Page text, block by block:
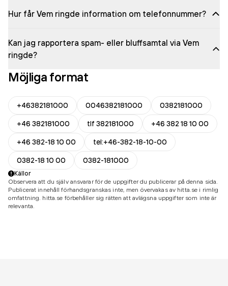
Hur får Vem ringde information om telefonnummer?
Kan jag rapportera spam- eller bluffsamtal via Vem
ringde?
Möjliga format
+46382181000 0046382181000
0382181000
+46 382181000
tlf 382181000
+46 382 18 10 00
+46 382-18 10 00
tel:+46-382-18-10-00
0382-18 10 00
0382-181000
Källor
Observera att du själv ansvarar för de uppgifter du publicerar på denna sida.
Publicerat innehåll förhandsgranskas inte, men övervakas av hitta.se i rimlig
omfattning. hitta.se förbehåller sig rätten att avlägsna uppgifter som inte är
relevanta.